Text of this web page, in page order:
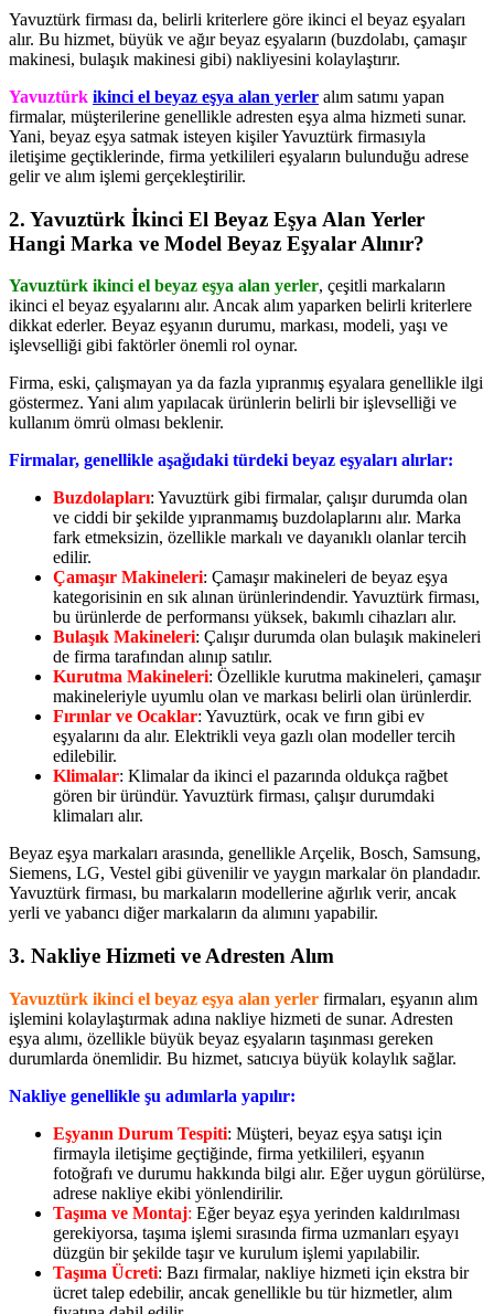
Yavuztürk firması da, belirli kriterlere göre ikinci el beyaz eşyaları
alır. Bu hizmet, büyük ve ağır beyaz eşyaların (buzdolabı, çamaşır
makinesi, bulaşık makinesi gibi) nakliyesini kolaylaştırır.
Yavuztürk ikinci el beyaz eşya alan yerler alım satımı yapan
firmalar, müşterilerine genellikle adresten eşya alma hizmeti sunar.
Yani, beyaz eşya satmak isteyen kişiler Yavuztürk firmasıyla
iletişime geçtiklerinde, firma yetkilileri eşyaların bulunduğu adrese
gelir ve alım işlemi gerçekleştirilir.
2. Yavuztürk İkinci El Beyaz Eşya Alan Yerler
Hangi Marka ve Model Beyaz Eşyalar Alınır?
Yavuztürk ikinci el beyaz eşya alan yerler, çeşitli markaların
ikinci el beyaz eşyalarını alır. Ancak alım yaparken belirli kriterlere
dikkat ederler. Beyaz eşyanın durumu, markası, modeli, yaşı ve
işlevselliği gibi faktörler önemli rol oynar.
Firma, eski, çalışmayan ya da fazla yıpranmış eşyalara genellikle ilgi
göstermez. Yani alım yapılacak ürünlerin belirli bir işlevselliği ve
kullanım ömrü olması beklenir.
Firmalar, genellikle aşağıdaki türdeki beyaz eşyaları alırlar:
Buzdolapları: Yavuztürk gibi firmalar, çalışır durumda olan
ve ciddi bir şekilde yıpranmamış buzdolaplarını alır. Marka
fark etmeksizin, özellikle markalı ve dayanıklı olanlar tercih
edilir.
Çamaşır Makineleri: Çamaşır makineleri de beyaz eşya
kategorisinin en sık alınan ürünlerindendir. Yavuztürk firması,
bu ürünlerde de performansı yüksek, bakımlı cihazları alır.
Bulaşık Makineleri: Çalışır durumda olan bulaşık makineleri
de firma tarafından alınıp satılır.
Kurutma Makineleri: Özellikle kurutma makineleri, çamaşır
makineleriyle uyumlu olan ve markası belirli olan ürünlerdir.
Fırınlar ve Ocaklar: Yavuztürk, ocak ve fırın gibi ev
eşyalarını da alır. Elektrikli veya gazlı olan modeller tercih
edilebilir.
Klimalar: Klimalar da ikinci el pazarında oldukça rağbet
gören bir üründür. Yavuztürk firması, çalışır durumdaki
klimaları alır.
Beyaz eşya markaları arasında, genellikle Arçelik, Bosch, Samsung,
Siemens, LG, Vestel gibi güvenilir ve yaygın markalar ön plandadır.
Yavuztürk firması, bu markaların modellerine ağırlık verir, ancak
yerli ve yabancı diğer markaların da alımını yapabilir.
3. Nakliye Hizmeti ve Adresten Alım
Yavuztürk ikinci el beyaz eşya alan yerler firmaları, eşyanın alım
işlemini kolaylaştırmak adına nakliye hizmeti de sunar. Adresten
eşya alımı, özellikle büyük beyaz eşyaların taşınması gereken
durumlarda önemlidir. Bu hizmet, satıcıya büyük kolaylık sağlar.
Nakliye genellikle şu adımlarla yapılır:
Eşyanın Durum Tespiti: Müşteri, beyaz eşya satışı için
firmayla iletişime geçtiğinde, firma yetkilileri, eşyanın
fotoğrafı ve durumu hakkında bilgi alır. Eğer uygun görülürse,
adrese nakliye ekibi yönlendirilir.
Taşıma ve Montaj: Eğer beyaz eşya yerinden kaldırılması
gerekiyorsa, taşıma işlemi sırasında firma uzmanları eşyayı
düzgün bir şekilde taşır ve kurulum işlemi yapılabilir.
Taşıma Ücreti: Bazı firmalar, nakliye hizmeti için ekstra bir
ücret talep edebilir, ancak genellikle bu tür hizmetler, alım